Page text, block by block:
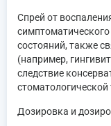
Спрей от
состояний, также
(например,
следствие
стоматологической
Дозировка и